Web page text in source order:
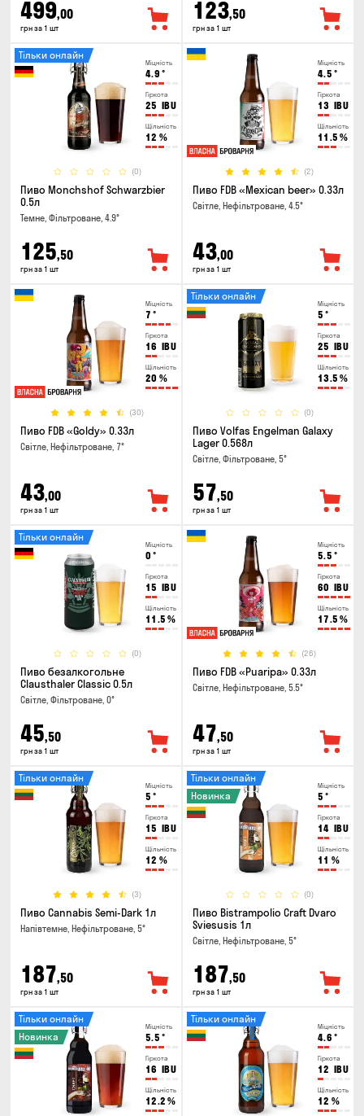
499,00
грн за 1 шт
123,50
грн за 1 шт
Міцність
4.9 °
Гіркота
25 IBU
Щільність
12 %
(0)
Тільки онлайн
Пиво Monchshof Schwarzbier
0.5л
Темне, Фільтроване, 4.9°
125,50
грн за 1 шт
Міцність
4.5 °
Гіркота
13 IBU
Щільність
11.5 %
(2)
Пиво FDB «Mexican beer» 0.33л
Світле, Нефільтроване, 4.5°
43,00
грн за 1 шт
Міцність
7 °
Гіркота
16 IBU
Щільність
20 %
(30)
Пиво FDB «Goldy» 0.33л
Світле, Нефільтроване, 7°
43,00
грн за 1 шт
Міцність
5 °
Гіркота
25 IBU
Щільність
13.5 %
(0)
Тільки онлайн
Пиво Volfas Engelman Galaxy
Lager 0.568л
Світле, Фільтроване, 5°
57,50
грн за 1 шт
Міцність
0 °
Гіркота
15 IBU
Щільність
11.5 %
(0)
Тільки онлайн
Пиво безалкогольне
Clausthaler Classic 0.5л
Світле, Фільтроване, 0°
45,50
грн за 1 шт
Міцність
5.5 °
Гіркота
60 IBU
Щільність
17.5 %
(26)
Пиво FDB «Puaripa» 0.33л
Світле, Нефільтроване, 5.5°
47,50
грн за 1 шт
Міцність
5 °
Гіркота
15 IBU
Щільність
12 %
(3)
Тільки онлайн
Пиво Cannabis Semi-Dark 1л
Напівтемне, Нефільтроване, 5°
187,50
грн за 1 шт
Міцність
5 °
Гіркота
14 IBU
Щільність
11 %
(0)
Тільки онлайн
Новинка
Пиво Bistrampolio Craft Dvaro
Sviesusis 1л
Світле, Нефільтроване, 5°
187,50
грн за 1 шт
Міцність
5.5 °
Гіркота
16 IBU
Щільність
12.2 %
Тільки онлайн
Новинка
Міцність
4.6 °
Гіркота
12 IBU
Щільність
12 %
Тільки онлайн